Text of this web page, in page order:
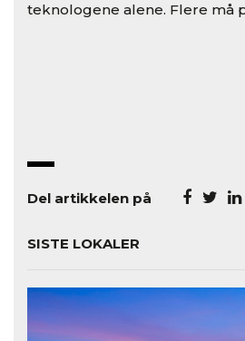
teknologene alene. Flere må
Del artikkelen på
SISTE LOKALER